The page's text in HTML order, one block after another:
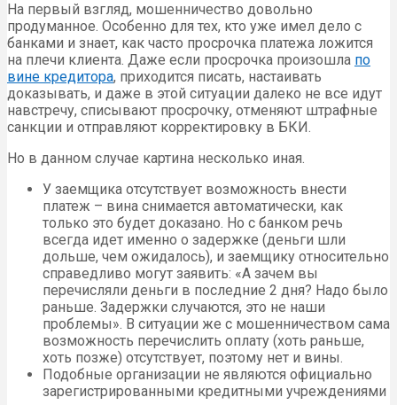
На первый взгляд, мошенничество довольно
продуманное. Особенно для тех, кто уже имел дело с
банками и знает, как часто просрочка платежа ложится
на плечи клиента. Даже если просрочка произошла по
вине кредитора, приходится писать, настаивать
доказывать, и даже в этой ситуации далеко не все идут
навстречу, списывают просрочку, отменяют штрафные
санкции и отправляют корректировку в БКИ.
Но в данном случае картина несколько иная.
У заемщика отсутствует возможность внести
платеж – вина снимается автоматически, как
только это будет доказано. Но с банком речь
всегда идет именно о задержке (деньги шли
дольше, чем ожидалось), и заемщику относительно
справедливо могут заявить: «А зачем вы
перечисляли деньги в последние 2 дня? Надо было
раньше. Задержки случаются, это не наши
проблемы». В ситуации же с мошенничеством сама
возможность перечислить оплату (хоть раньше,
хоть позже) отсутствует, поэтому нет и вины.
Подобные организации не являются официально
зарегистрированными кредитными учреждениями